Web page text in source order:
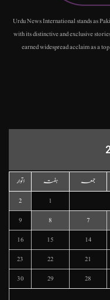
"Urdu News International stands as
with its distinctive and exclusive
earned widespread acclaim as a
جمعہ ہفتہ
اتوار
1
2
7
8
9
14
15
16
21
22
23
28
29
30